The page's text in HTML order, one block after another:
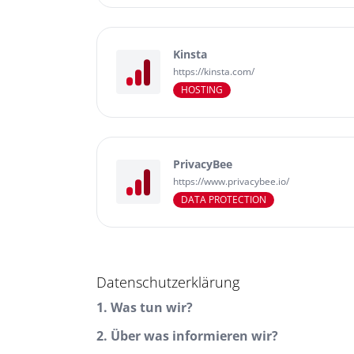
Kinsta
https://kinsta.com/
HOSTING
PrivacyBee
https://www.privacybee.io/
DATA PROTECTION
Datenschutzerklärung
1. Was tun wir?
2. Über was informieren wir?